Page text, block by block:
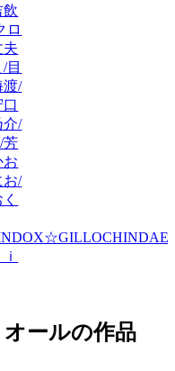
飲
ロ
夫
目
渡/
介/
芳
お
お/
ールの作品